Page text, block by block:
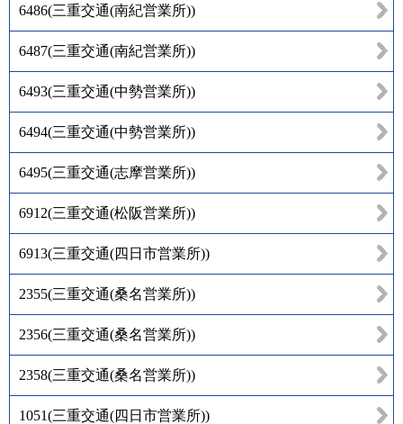
6486(三重交通(南紀営業所))
6487(三重交通(南紀営業所))
6493(三重交通(中勢営業所))
6494(三重交通(中勢営業所))
6495(三重交通(志摩営業所))
6912(三重交通(松阪営業所))
6913(三重交通(四日市営業所))
2355(三重交通(桑名営業所))
2356(三重交通(桑名営業所))
2358(三重交通(桑名営業所))
1051(三重交通(四日市営業所))